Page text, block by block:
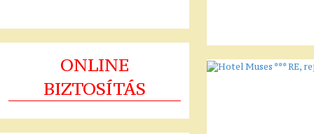
ONLINE
BIZTOSÍTÁS